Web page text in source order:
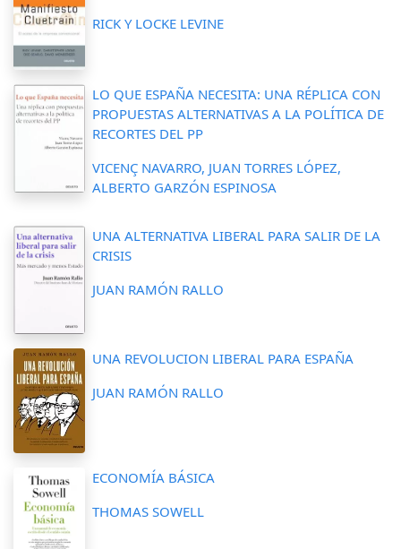
RICK Y LOCKE LEVINE
LO QUE ESPAÑA NECESITA: UNA RÉPLICA CON
PROPUESTAS ALTERNATIVAS A LA POLÍTICA DE
RECORTES DEL PP
VICENÇ NAVARRO, JUAN TORRES LÓPEZ,
ALBERTO GARZÓN ESPINOSA
UNA ALTERNATIVA LIBERAL PARA SALIR DE LA
CRISIS
JUAN RAMÓN RALLO
UNA REVOLUCION LIBERAL PARA ESPAÑA
JUAN RAMÓN RALLO
ECONOMÍA BÁSICA
THOMAS SOWELL